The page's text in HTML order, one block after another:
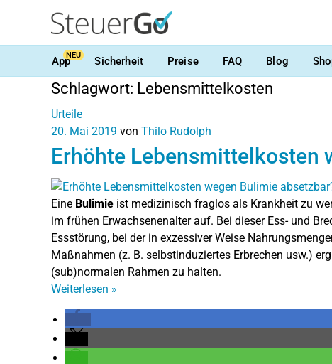
AppNEU Sicherheit Preise FAQ Blog
Schlagwort: Lebensmittelkosten
Urteile
20. Mai 2019 von Thilo Rudolph
Erhöhte Lebensmittelkosten
Eine Bulimie ist medizinisch fraglos als Krankheit zu
im frühen Erwachsenenalter auf. Bei dieser Ess- und
Essstörung, bei der in exzessiver Weise
Maßnahmen (z. B. selbstinduziertes Erbrechen usw.)
(sub)normalen Rahmen zu halten.
Weiterlesen »